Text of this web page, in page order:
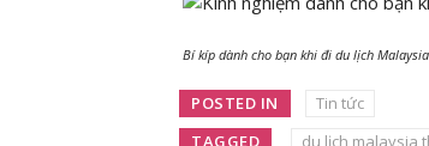
Bí kíp dành cho bạn khi đi du lịch
POSTED IN
Tin tức
TAGGED
du lịch malaysia